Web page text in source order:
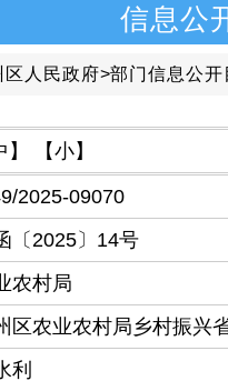
信息公
人民政府>部门信息公开
】 【小】
2025-09070
〔2025〕14号
农村局
区农业农村局乡村振兴
利